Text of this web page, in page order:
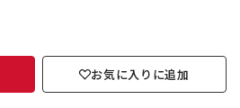
お気に入りに追加